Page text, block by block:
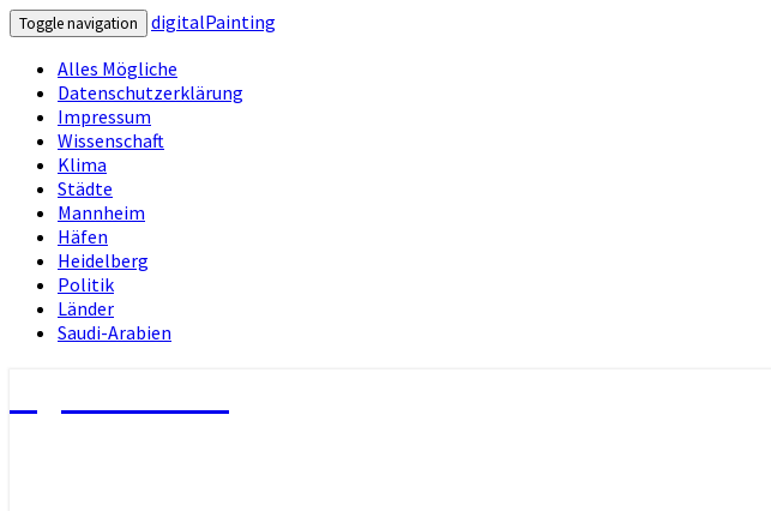
Toggle navigation
digitalPainting
Alles Mögliche
Datenschutzerklärung
Impressum
Wissenschaft
Klima
Städte
Mannheim
Häfen
Heidelberg
Politik
Länder
Saudi-Arabien